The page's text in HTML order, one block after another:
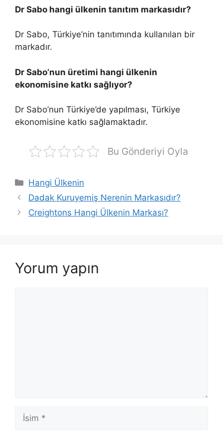
Dr Sabo hangi ülkenin tanıtım markasıdır?
Dr Sabo, Türkiye’nin tanıtımında kullanılan bir
markadır.
Dr Sabo’nun üretimi hangi ülkenin
ekonomisine katkı sağlıyor?
Dr Sabo’nun Türkiye’de yapılması, Türkiye
ekonomisine katkı sağlamaktadır.
Bu Gönderiyi Oyla
Kategoriler
Hangi Ülkenin
Dadak Kuruyemiş Nerenin Markasıdır?
Creightons Hangi Ülkenin Markası?
Yorum yapın
İsim